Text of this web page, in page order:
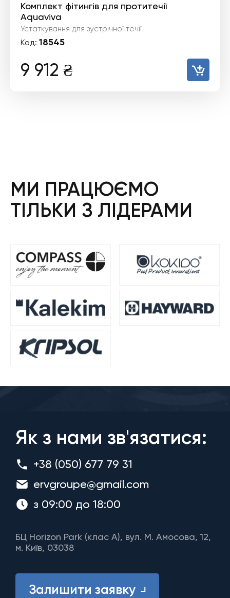
Комплект фітингів для протитечії
Aquaviva
Устаткування для зустрічної течії
Код: 18545
9 912 ₴
МИ ПРАЦЮЄМО
ТІЛЬКИ З ЛІДЕРАМИ
Як з нами зв'язатися:
+38 (050) 677 79 31
ervgroupe@gmail.com
з 09:00 до 18:00
БЦ Horizon Park (клас A), вул. М. Амосова, 12,
м. Київ, 03038
Залишити заявку